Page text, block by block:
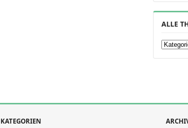
ALLE
Alle
KATEGORIEN